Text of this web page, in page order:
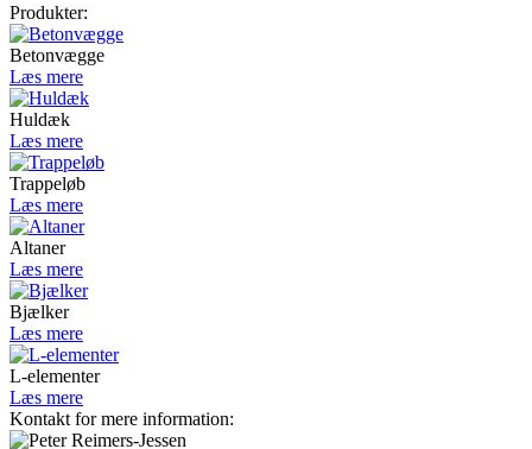
Produkter:
Betonvægge
Læs mere
Huldæk
Læs mere
Trappeløb
Læs mere
Altaner
Læs mere
Bjælker
Læs mere
L-elementer
Læs mere
Kontakt for mere information: